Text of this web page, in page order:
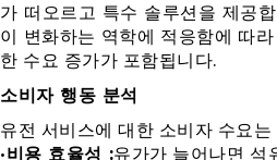
가 떠오르고 특수 솔루션을 제공
이 변화하는 역학에 적응함에 따
한 수요 증가가 포함됩니다.
소비자 행동 분석
유전 서비스에 대한 소비자 수요
•비용 효율성 :유가가 늘어나면 석